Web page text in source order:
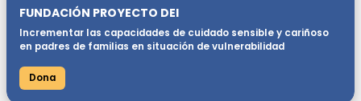
FUNDACIÓN PROYECTO DEI
Incrementar las capacidades de cuidado sensible y cariñoso
en padres de familias en situación de vulnerabilidad
Dona